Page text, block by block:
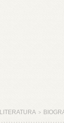
LITERATURA >